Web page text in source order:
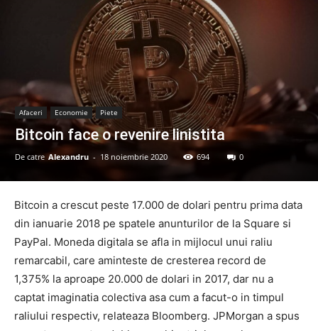
Afaceri Economie Piete
Bitcoin face o revenire linistita
De catre Alexandru - 18 noiembrie 2020 694 0
Bitcoin a crescut peste 17.000 de dolari pentru prima data
din ianuarie 2018 pe spatele anunturilor de la Square si
PayPal. Moneda digitala se afla in mijlocul unui raliu
remarcabil, care aminteste de cresterea record de
1,375% la aproape 20.000 de dolari in 2017, dar nu a
captat imaginatia colectiva asa cum a facut-o in timpul
raliului respectiv, relateaza Bloomberg. JPMorgan a spus